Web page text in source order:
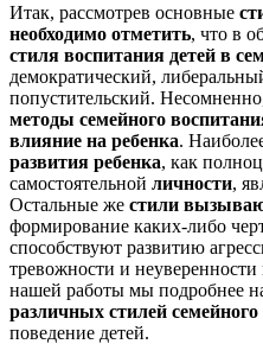
Итак, рассмотрев основные
необходимо отметить, что в
стиля воспитания детей в
демократический,
попустительский.
методы семейного
влияние на ребенка.
развития ребенка, как
самостоятельной личности,
Остальные же стили
формирование каких-либо
способствуют развитию
тревожности и
нашей работы мы подробнее
различных стилей
поведение детей.